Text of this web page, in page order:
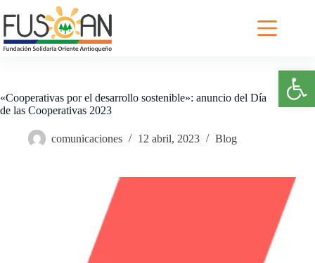
Abrir barra de herramientas
al
contenido
«Cooperativas por el desarrollo sostenible»: anuncio del Día
de las Cooperativas 2023
comunicaciones 12 abril, 2023 Blog